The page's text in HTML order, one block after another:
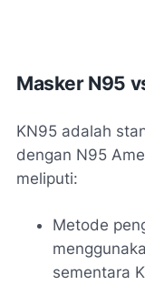
Masker N95
KN95 adalah
dengan N95
meliputi:
Metode
sementara